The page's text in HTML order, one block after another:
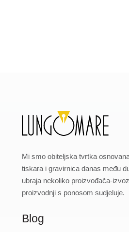
Mi smo obiteljska tvrtka
tiskara i gravirnica danas među
ubraja nekoliko proizvođača-
proizvodnji s ponosom sudjeluje.
Blog